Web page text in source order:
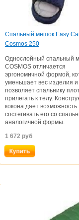
Спальный мешок Easy
Cosmos 250
Однослойный спальный
COSMOS отличается
эргономичной формой,
уменьшает вес изделия и
позволяет спальнику
прилегать к телу.
кокона дает возможность
состегивать его со
аналогичной формы.
1 672 руб